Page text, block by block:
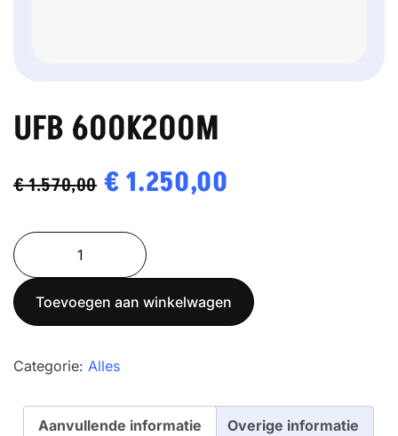
UFB 600K200M
€1.570,00 Oorspronkelijke
was:
€ 1.570,00.
€1.250,00
€ 1.250,00.
UFB
600K200M
aantal
Toevoegen aan winkelwagen
Categorie: Alles
Aanvullende informatie Overige informatie